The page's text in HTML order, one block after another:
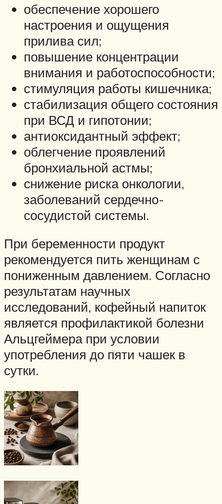
обеспечение хорошего
настроения и ощущения
прилива сил;
повышение концентрации
внимания и работоспособности;
стимуляция работы кишечника;
стабилизация общего состояния
при ВСД и гипотонии;
антиоксидантный эффект;
облегчение проявлений
бронхиальной астмы;
снижение риска онкологии,
заболеваний сердечно-
сосудистой системы.
При беременности продукт
рекомендуется пить женщинам с
пониженным давлением. Согласно
результатам научных
исследований, кофейный напиток
является профилактикой болезни
Альцгеймера при условии
употребления до пяти чашек в
сутки.